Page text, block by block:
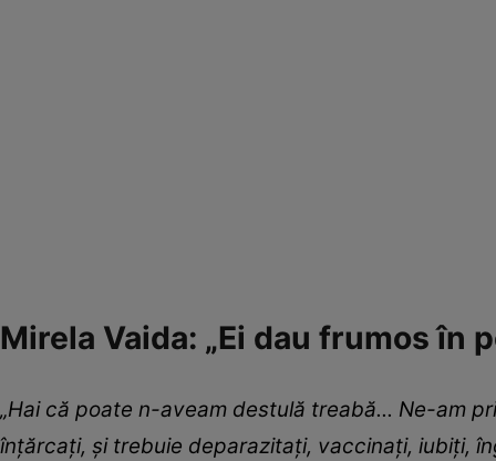
Mirela Vaida: „Ei dau frumos în
„Hai că poate n-aveam destulă treabă... Ne-am
înțărcați, și trebuie deparazitați, vaccinați, iubiți,